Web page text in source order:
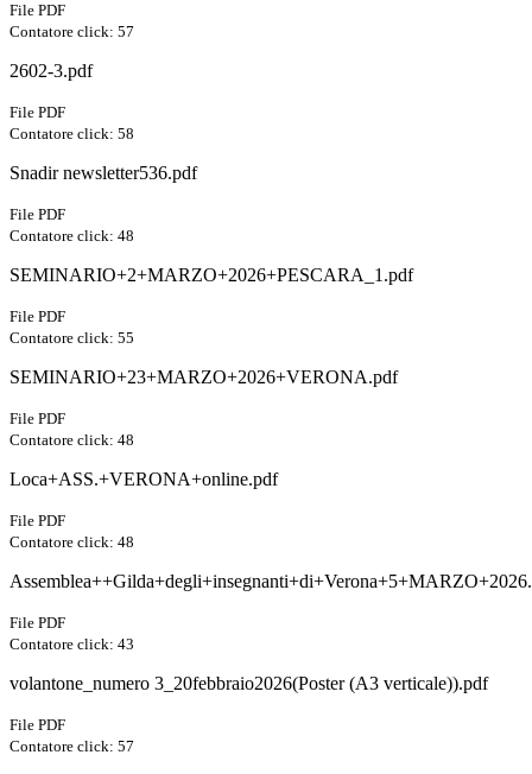
File PDF
Contatore click: 57
2602-3.pdf
File PDF
Contatore click: 58
Snadir newsletter536.pdf
File PDF
Contatore click: 48
SEMINARIO+2+MARZO+2026+PESCARA_1.pdf
File PDF
Contatore click: 55
SEMINARIO+23+MARZO+2026+VERONA.pdf
File PDF
Contatore click: 48
Loca+ASS.+VERONA+online.pdf
File PDF
Contatore click: 48
File PDF
Contatore click: 43
volantone_numero 3_20febbraio2026(Poster (A3 verticale)).pdf
File PDF
Contatore click: 57